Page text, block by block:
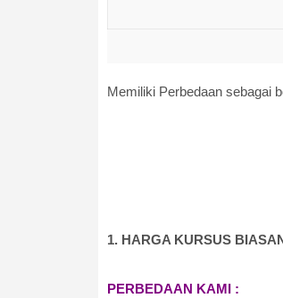
Memiliki Perbedaan sebagai
1. HARGA KURSUS
PERBEDAAN KAMI :